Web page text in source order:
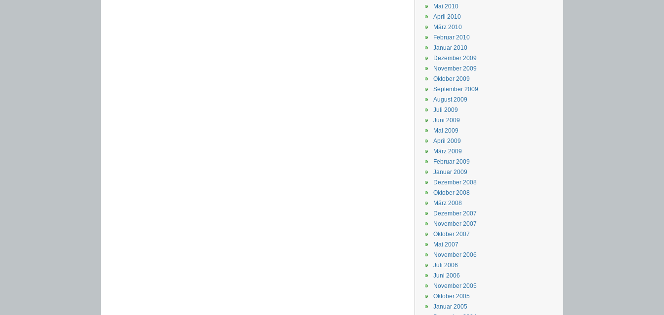
Mai 2010
April 2010
März 2010
Februar 2010
Januar 2010
Dezember 2009
November 2009
Oktober 2009
September 2009
August 2009
Juli 2009
Juni 2009
Mai 2009
April 2009
März 2009
Februar 2009
Januar 2009
Dezember 2008
Oktober 2008
März 2008
Dezember 2007
November 2007
Oktober 2007
Mai 2007
November 2006
Juli 2006
Juni 2006
November 2005
Oktober 2005
Januar 2005